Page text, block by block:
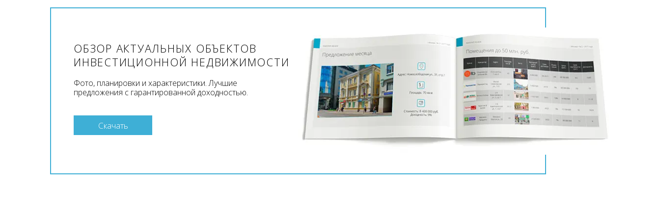
ОБЗОР АКТУАЛЬНЫХ ОБЪЕКТОВ
ИНВЕСТИЦИОННОЙ НЕДВИЖИМОСТИ
Фото, планировки и характеристики. Лучшие
предложения с гарантированной доходностью.
Скачать